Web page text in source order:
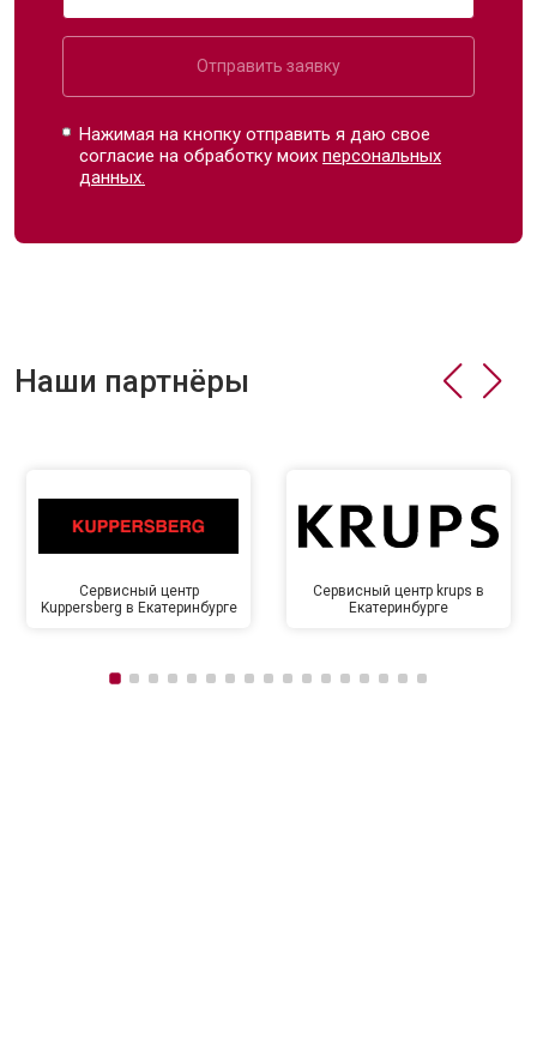
Отправить заявку
Нажимая на кнопку отправить я даю свое
согласие на обработку моихперсональных
данных.
Наши партнёры
Сервисный центр
Kuppersberg в Екатеринбурге
Сервисный центр krups в
Екатеринбурге